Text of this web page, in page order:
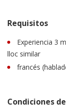
Requisitos
Experiencia 3
lloc similar
francés
Condiciones